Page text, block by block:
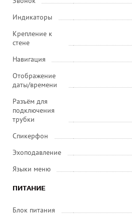
Индикаторы
Крепление к
стене
Навигация
Отображение
даты/времени
Разъём для
подключения
трубки
Спикерфон
Эхоподавление
Языки меню
ПИТАНИЕ
Блок питания